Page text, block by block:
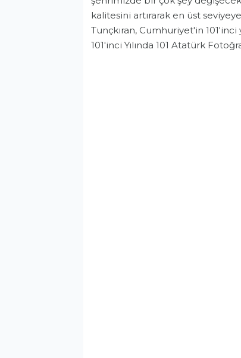
kalitesini artırarak en üst
Tunçkıran, Cumhuriyet'in 101'inci
101'inci Yılında 101 Atatürk